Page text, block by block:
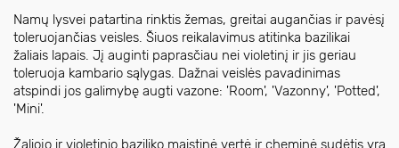
Namų lysvei patartina rinktis žemas, greitai augančias ir pavėsį
toleruojančias veisles. Šiuos reikalavimus atitinka bazilikai
žaliais lapais. Jį auginti paprasčiau nei violetinį ir jis geriau
toleruoja kambario sąlygas. Dažnai veislės pavadinimas
atspindi jos galimybę augti vazone: 'Room', 'Vazonny', 'Potted',
'Mini'.
Žaliojo ir violetinio baziliko maistinė vertė ir cheminė sudėtis yra